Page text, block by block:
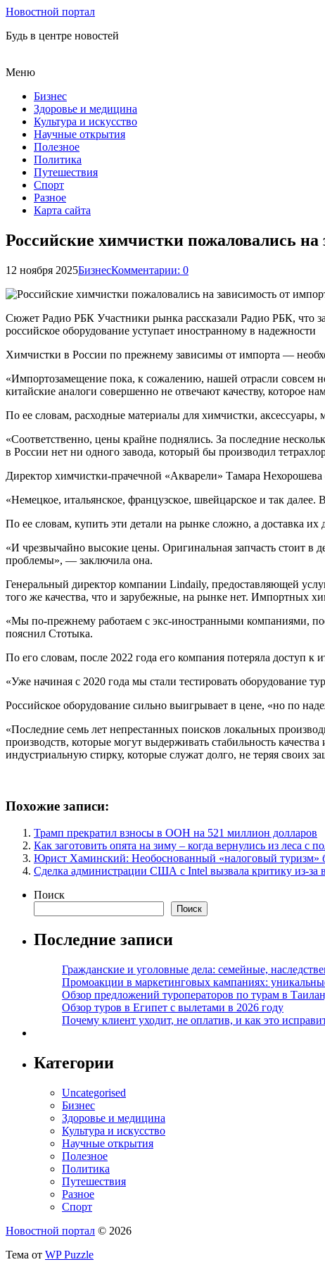
Новостной портал
Будь в центре новостей
Меню
Бизнес
Здоровье и медицина
Культура и искусство
Научные открытия
Полезное
Политика
Путешествия
Спорт
Разное
Карта сайта
Российские химчистки пожаловались на
12 ноября 2025БизнесКомментарии: 0
Сюжет Радио РБК Участники рынка рассказали Радио РБК, что
российское оборудование уступает иностранному в надежности
Химчистки в России по прежнему зависимы от импорта —
«Импортозамещение пока, к сожалению, нашей отрасли совсем
китайские аналоги совершенно не отвечают качеству, которое
По ее словам, расходные материалы для химчистки,
«Соответственно, цены крайне поднялись. За последние
в России нет ни одного завода, который бы производил
Директор химчистки-прачечной «Акварели» Тамара
«Немецкое, итальянское, французское, швейцарское и так
По ее словам, купить эти детали на рынке сложно, а доставка их
«И чрезвычайно высокие цены. Оригинальная запчасть стоит в
проблемы», — заключила она.
Генеральный директор компании Lindaily, предоставляющей
того же качества, что и зарубежные, на рынке нет. Импортных
«Мы по-прежнему работаем с экс-иностранными компаниями,
пояснил Стотыка.
По его словам, после 2022 года его компания потеряла доступ к
«Уже начиная с 2020 года мы стали тестировать оборудование
Российское оборудование сильно выигрывает в цене, «но по
«Последние семь лет непрестанных поисков локальных
производств, которые могут выдерживать стабильность
индустриальную стирку, которые служат долго, не теряя
Похожие записи:
Трамп прекратил взносы в ООН на 521 миллион долларов
Как заготовить опята на зиму – когда вернулись из леса с
Юрист Хаминский: Необоснованный «налоговый туризм»
Сделка администрации США с Intel вызвала критику из-за
Поиск
Поиск
Последние записи
Гражданские и уголовные дела: семейные,
Промоакции в маркетинговых кампаниях:
Обзор предложений туроператоров по турам в
Обзор туров в Египет с вылетами в 2026 году
Почему клиент уходит, не оплатив, и как это
Категории
Uncategorised
Бизнес
Здоровье и медицина
Культура и искусство
Научные открытия
Полезное
Политика
Путешествия
Разное
Спорт
Новостной портал © 2026
Тема от WP Puzzle